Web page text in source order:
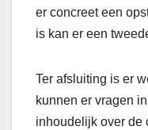
er concreet een
is kan er een
Ter afsluiting is er
kunnen er vragen
inhoudelijk over de